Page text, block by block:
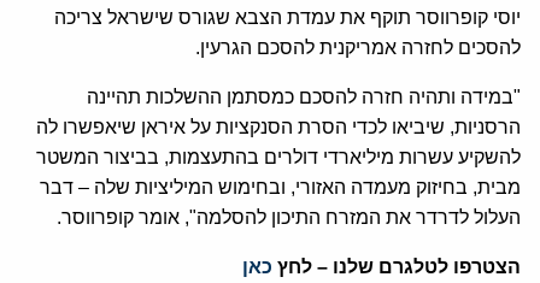
יוסי קופרווסר תוקף את עמדת הצבא שגורס שישראל צריכה
להסכים לחזרה אמריקנית להסכם הגרעין.
"במידה ותהיה חזרה להסכם כמסתמן ההשלכות תהיינה
הרסניות, שיביאו לכדי הסרת הסנקציות על איראן שיאפשרו לה
להשקיע עשרות מיליארדי דולרים בהתעצמות, בביצור המשטר
מבית, בחיזוק מעמדה האזורי, ובחימוש המיליציות שלה – דבר
העלול לדרדר את המזרח התיכון להסלמה", אומר קופרווסר.
הצטרפו לטלגרם שלנו – לחץ כאן